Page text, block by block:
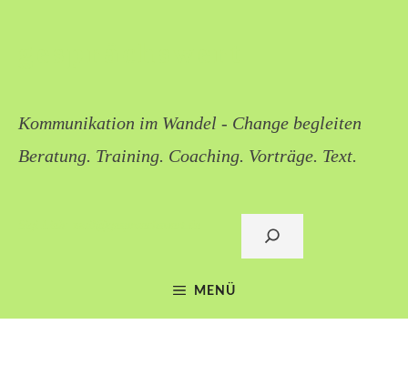
Kommunikation im Wandel - Change begleiten
Beratung. Training. Coaching. Vorträge. Text.
Suchen
MENÜ